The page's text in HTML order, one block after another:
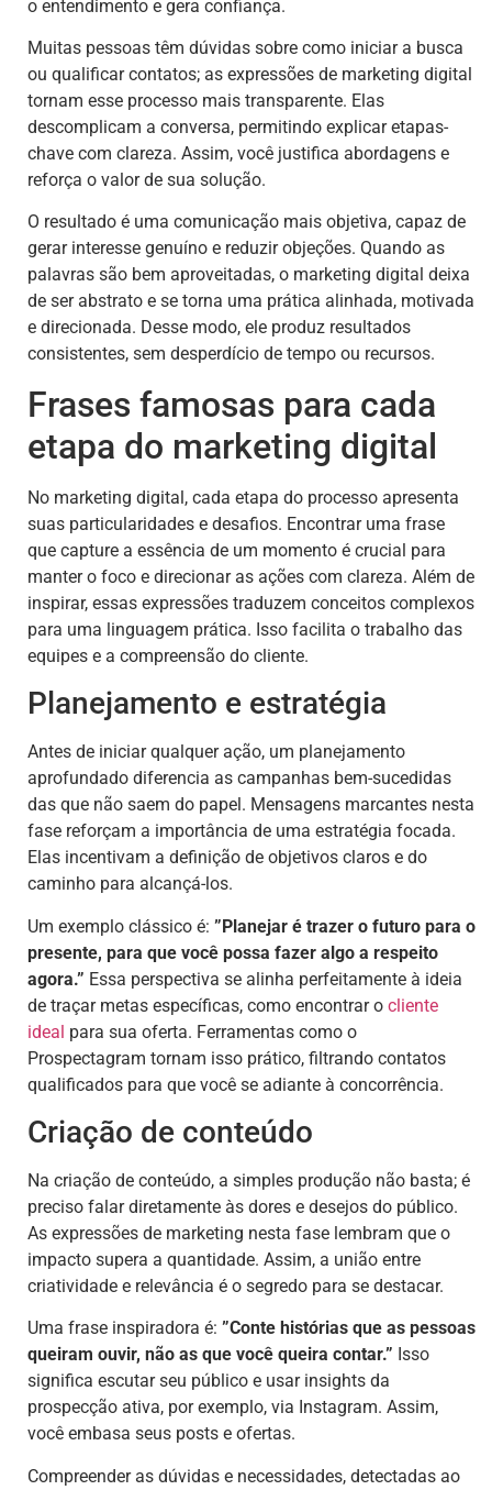
o entendimento e gera confiança.
Muitas pessoas têm dúvidas sobre como iniciar a busca
ou qualificar contatos; as expressões de marketing digital
tornam esse processo mais transparente. Elas
descomplicam a conversa, permitindo explicar etapas-
chave com clareza. Assim, você justifica abordagens e
reforça o valor de sua solução.
O resultado é uma comunicação mais objetiva, capaz de
gerar interesse genuíno e reduzir objeções. Quando as
palavras são bem aproveitadas, o marketing digital deixa
de ser abstrato e se torna uma prática alinhada, motivada
e direcionada. Desse modo, ele produz resultados
consistentes, sem desperdício de tempo ou recursos.
Frases famosas para cada
etapa do marketing digital
No marketing digital, cada etapa do processo apresenta
suas particularidades e desafios. Encontrar uma frase
que capture a essência de um momento é crucial para
manter o foco e direcionar as ações com clareza. Além de
inspirar, essas expressões traduzem conceitos complexos
para uma linguagem prática. Isso facilita o trabalho das
equipes e a compreensão do cliente.
Planejamento e estratégia
Antes de iniciar qualquer ação, um planejamento
aprofundado diferencia as campanhas bem-sucedidas
das que não saem do papel. Mensagens marcantes nesta
fase reforçam a importância de uma estratégia focada.
Elas incentivam a definição de objetivos claros e do
caminho para alcançá-los.
Um exemplo clássico é: ”Planejar é trazer o futuro para o
presente, para que você possa fazer algo a respeito
agora.” Essa perspectiva se alinha perfeitamente à ideia
de traçar metas específicas, como encontrar o cliente
ideal para sua oferta. Ferramentas como o
Prospectagram tornam isso prático, filtrando contatos
qualificados para que você se adiante à concorrência.
Criação de conteúdo
Na criação de conteúdo, a simples produção não basta; é
preciso falar diretamente às dores e desejos do público.
As expressões de marketing nesta fase lembram que o
impacto supera a quantidade. Assim, a união entre
criatividade e relevância é o segredo para se destacar.
Uma frase inspiradora é: ”Conte histórias que as pessoas
queiram ouvir, não as que você queira contar.” Isso
significa escutar seu público e usar insights da
prospecção ativa, por exemplo, via Instagram. Assim,
você embasa seus posts e ofertas.
Compreender as dúvidas e necessidades, detectadas ao